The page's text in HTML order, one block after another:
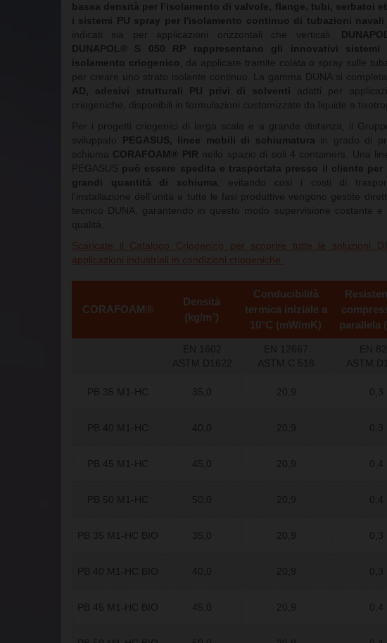
bassa densità per l’isolamento di valvole, flange, tubi, serbatoi
i sistemi PU spray per l'isolamento continuo di tubazioni navali
indicati sia per applicazioni orizzontali che verticali.
DUNAPOL® S 050 RP rappresentano gli innovativi
isolamento criogenico , da applicare tramite colata o spray sulle
per creare uno strato isolante continuo. La gamma DUNA si
AD, adesivi strutturali PU privi di solventi
adatti per
criogeniche, disponibili in formulazioni customizzate da liquide a
Per i progetti criogenici di larga scala e a grande distanza, il
sviluppato PEGASUS, linee mobili di schiumatura
in grado di
schiuma CORAFOAM® PIR nello spazio di soli 4 containers. Una
PEGASUS può essere spedita e trasportata presso il cliente
grandi quantità di schiuma
, evitando così i costi di
l'installazione dell'unità e tutte le fasi produttive vengono gestite
tecnico DUNA, garantendo in questo modo supervisione costante e
qualità.
Scaricate il Catalogo Criogenico per scoprire tutte le soluzioni
applicazioni industriali in condizioni criogeniche.
CORAFOAM®
Densità
(kg/m³)
Conducibilità
termica iniziale a
10°C (mW/mK)
parallela
PB 35 M1-HC 35,0 20,9 0,3
PB 45 M1-HC 45,0 20,9 0,4
PB 35 M1-HC BIO 35,0 20,9 0,3
PB 45 M1-HC BIO 45,0 20,9 0,4